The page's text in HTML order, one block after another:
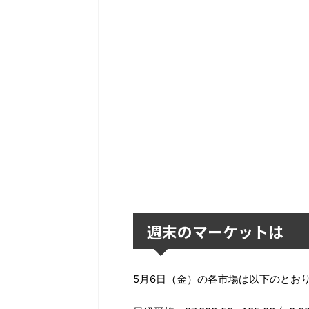
週末のマーケットは
5月6日（金）の各市場は以下のとおり